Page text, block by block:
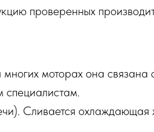
проверенных
моторах она связана
специалистам.
Сливается охлаждающая